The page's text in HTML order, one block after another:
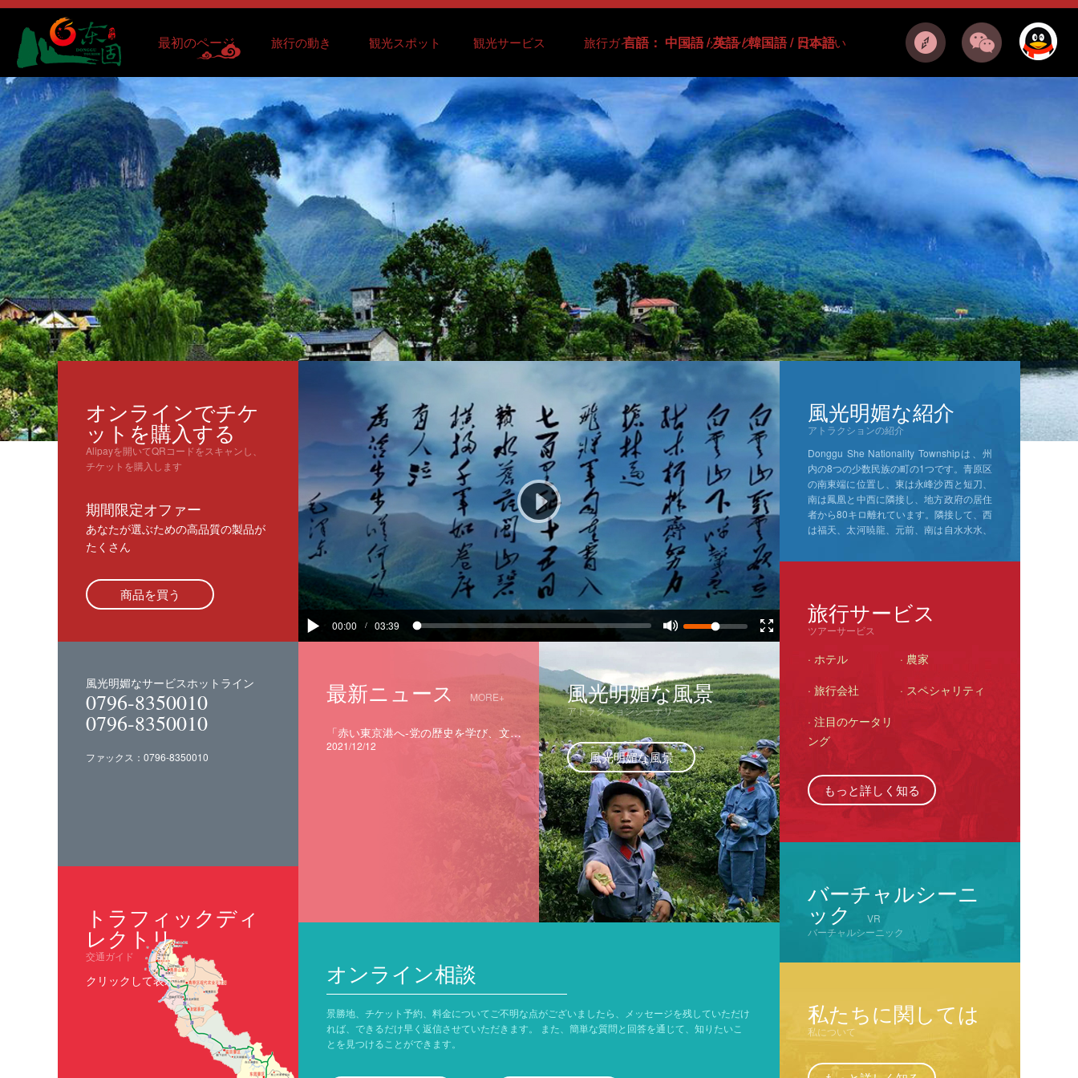
最初のページ 旅行の動き 観光スポット 観光サービス 旅行ガイド ショッピング だいたい
言語： 中国語/英語/韓国語/ 日本語
オンラインでチケ
ットを購入する
Alipayを開いてQRコードをスキャンし、
チケットを購入します
期間限定オファー
あなたが選ぶための高品質の製品が
たくさん
商品を買う
風光明媚なサービスホットライン
0796-8350010
0796-8350010
ファックス：0796-8350010
トラフィックディ
レクトリ
交通ガイド
クリックして表示
00:00 / 03:39
最新ニュース MORE+
「赤い東京港へ-党の歴史を学び、文化旅行を促進する」：東京港の赤い物語：ジンタオピットアーモリーの起業家精神
2021/12/12
風光明媚な風景
アトラクションシーナリー
風光明媚な風景
オンライン相談
景勝地、チケット予約、料金についてご不明な点がございましたら、メッセージを残していただけ
れば、できるだけ早く返信させていただきます。 また、簡単な質問と回答を通じて、知りたいこ
とを見つけることができます。
風光明媚な紹介
アトラクションの紹介
Donggu She Nationality Townshipは、州
内の8つの少数民族の町の1つです。青原区
の南東端に位置し、東は永峰沙西と短刀、
南は鳳凰と中西に隣接し、地方政府の居住
者から80キロ離れています。隣接して、西
は福天、太河暁龍、元前、南は自水水水、
郡の交差点にある山岳地帯です。
Click
旅行サービス
ツアーサービス
· ホテル
· 農家
· 旅行会社
· スペシャリティ
· 注目のケータリ
ング
もっと詳しく知る
バーチャルシーニ
ック
VR
バーチャルシーニック
私たちに関しては
私について